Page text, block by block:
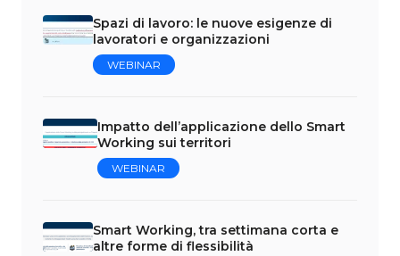
Spazi di lavoro: le nuove esigenze di
lavoratori e organizzazioni
WEBINAR
Impatto dell’applicazione dello Smart
Working sui territori
WEBINAR
Smart Working, tra settimana corta e
altre forme di flessibilità